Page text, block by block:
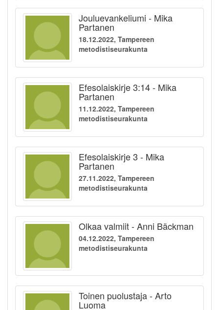
Jouluevankeliumi - Mika
Partanen
18.12.2022, Tampereen
metodistiseurakunta
Efesolaiskirje 3:14 - Mika
Partanen
11.12.2022, Tampereen
metodistiseurakunta
Efesolaiskirje 3 - Mika
Partanen
27.11.2022, Tampereen
metodistiseurakunta
Olkaa valmiit - Anni Bäckman
04.12.2022, Tampereen
metodistiseurakunta
Toinen puolustaja - Arto
Luoma